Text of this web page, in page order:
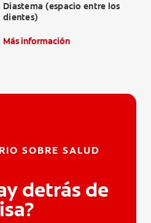
Diastema (espacio entre los
dientes)
Más información
SOBRE SALUD
detrás de